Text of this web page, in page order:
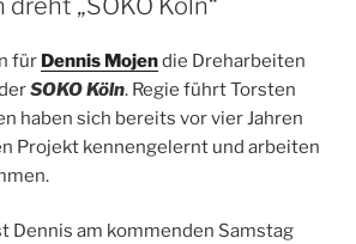
für Dennis Mojendie Dreharbeiten
SOKO Köln. Regie führt Torsten
haben sich bereits vor vier Jahren
Projekt kennengelernt und arbeiten
Dennis am kommenden Samstag